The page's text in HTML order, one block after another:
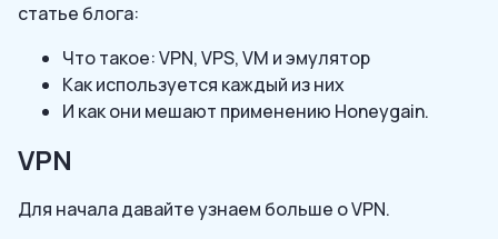
статье блога:
Что такое: VPN, VPS, VM и эмулятор
Как используется каждый из них
И как они мешают применению Honeygain.
VPN
Для начала давайте узнаем больше о VPN.